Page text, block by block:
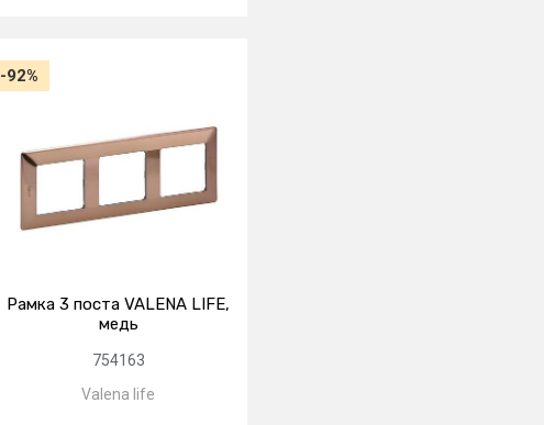
-92%
Рамка 3 поста VALENA LIFE,
медь
754163
Valena life